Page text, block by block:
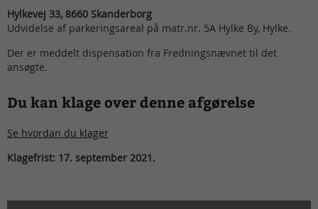
Hylkevej 33, 8660 Skanderborg
Udvidelse af parkeringsareal på matr.nr. 5A Hylke By, Hylke.
Der er meddelt dispensation fra Fredningsnævnet til det
ansøgte.
Du kan klage over denne afgørelse
Se hvordan du klager
Klagefrist: 17. september 2021.